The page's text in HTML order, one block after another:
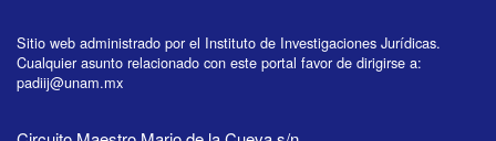
Sitio web administrado por el Instituto de Investigaciones Jurídicas.
Cualquier asunto relacionado con este portal favor de dirigirse a:
padiij@unam.mx